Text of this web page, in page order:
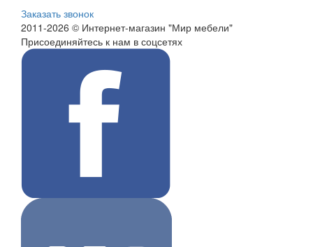
Заказать звонок
2011-2026 © Интернет-магазин "Мир мебели"
Присоединяйтесь к нам в соцсетях